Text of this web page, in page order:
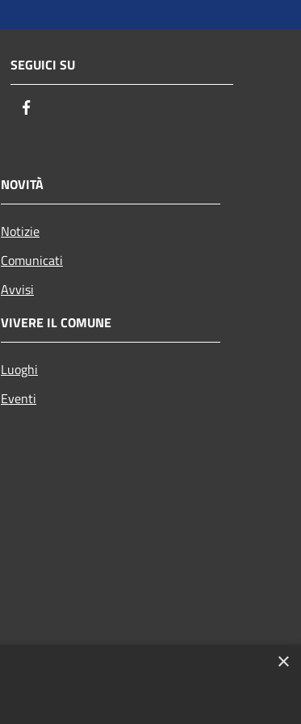
SEGUICI SU
NOVITÀ
Notizie
Comunicati
Avvisi
VIVERE IL COMUNE
Luoghi
Eventi
×